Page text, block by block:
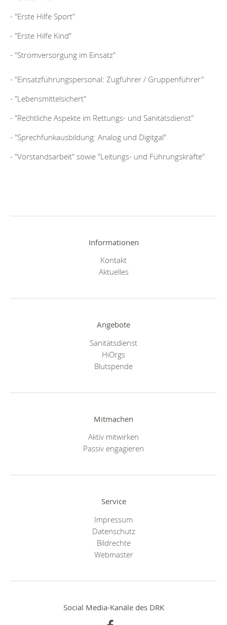
- "Erste Hilfe Sport"
- "Erste Hilfe Kind"
- "Stromversorgung im Einsatz"
- "Einsatzführungspersonal: Zugführer / Gruppenführer"
- "Lebensmittelsichert"
- "Rechtliche Aspekte im Rettungs- und Sanitätsdienst"
- "Sprechfunkausbildung: Analog und Digitgal"
- "Vorstandsarbeit" sowie "Leitungs- und Führungskräfte"
Informationen
Kontakt
Aktuelles
Angebote
Sanitätsdienst
HiOrgs
Blutspende
Mitmachen
Aktiv mitwirken
Passiv engagieren
Service
Impressum
Datenschutz
Bildrechte
Webmaster
Social Media-Kanäle des DRK